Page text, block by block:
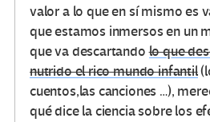
valor a lo que en sí mismo es
que estamos inmersos en un
que va descartandolo que
nutrido el rico mundo infantil
cuentos,las canciones …),
qué dice la ciencia sobre los